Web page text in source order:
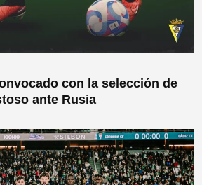
con la selección de
ante Rusia